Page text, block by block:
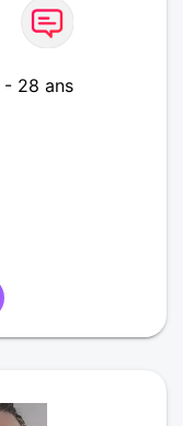
- 28 ans